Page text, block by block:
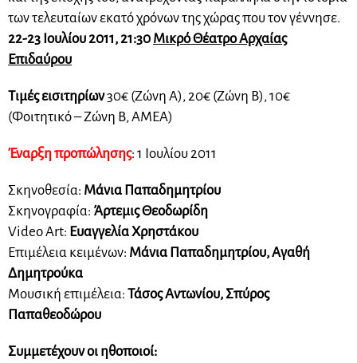
των τελευταίων εκατό χρόνων της χώρας που τον γέννησε.
22-23 Ιουλίου 2011, 21:30 Μικρό Θέατρο Αρχαίας
Επιδαύρου
Τιμές εισιτηρίων30€ (Ζώνη Α), 20€ (Ζώνη Β), 10€
(Φοιτητικό – Ζώνη Β, ΑΜΕΑ)
Έναρξη προπώλησης: 1 Ιουλίου 2011
Σκηνοθεσία: Μάνια Παπαδημητρίου
Σκηνογραφία: Άρτεμις Θεοδωρίδη
Video Art: Ευαγγελία Χρηστάκου
Επιμέλεια κειμένων: Μάνια Παπαδημητρίου, Αγαθή
Δημητρούκα
Μουσική επιμέλεια: Τάσος Αντωνίου, Σπύρος
Παπαθεοδώρου
Συμμετέχουν οι ηθοποιοί: